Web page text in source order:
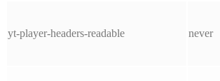
yt-player-headers-readable never